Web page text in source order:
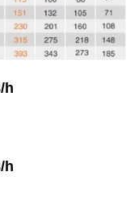
h
h